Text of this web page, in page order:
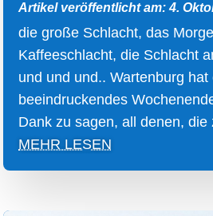
Artikel veröffentlicht am: 4.
die große Schlacht, das
Kaffeeschlacht, die Schlacht
und und und.. Wartenburg hat
beeindruckendes
Dank zu sagen, all denen, die
MEHR LESEN